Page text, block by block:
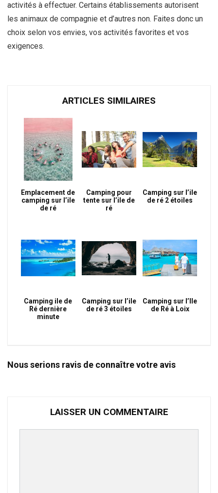
activités à effectuer. Certains établissements autorisent
les animaux de compagnie et d’autres non. Faites donc un
choix selon vos envies, vos activités favorites et vos
exigences.
ARTICLES SIMILAIRES
Emplacement de
camping sur l’ile
de ré
Camping pour
tente sur l’ile de
ré
Camping sur l’ile
de ré 2 étoiles
Camping ile de
Ré dernière
minute
Camping sur l’ile
de ré 3 étoiles
Camping sur l’Ile
de Ré à Loix
Nous serions ravis de connaître votre avis
LAISSER UN COMMENTAIRE